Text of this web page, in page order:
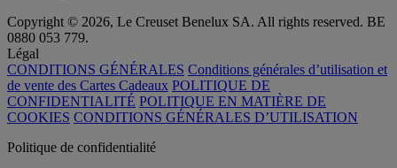
Copyright © 2026, Le Creuset Benelux SA. All rights reserved. BE
0880 053 779.
Légal
CONDITIONS GÉNÉRALES Conditions générales d’utilisation et
de vente des Cartes Cadeaux POLITIQUE DE
CONFIDENTIALITÉ POLITIQUE EN MATIÈRE DE
COOKIES CONDITIONS GÉNÉRALES D’UTILISATION
Politique de confidentialité